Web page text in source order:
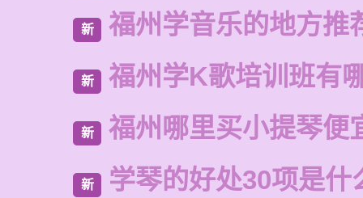
新 福州学音乐的地方推
新 福州学K歌培训班有
新 福州哪里买小提琴便
新 学琴的好处30项是什